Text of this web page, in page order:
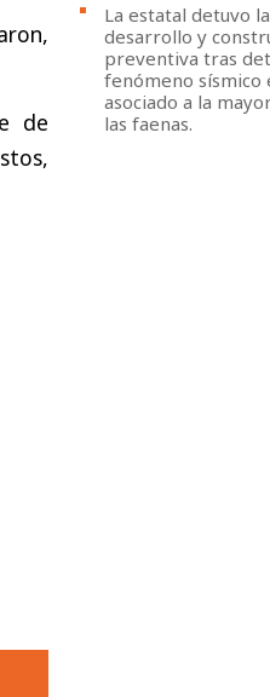
de
La estatal detuvo
desarrollo y
preventiva tras
fenómeno sísmico
asociado a la
las faenas.